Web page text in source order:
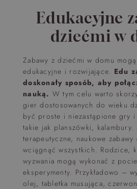
Edukacyjne
dziećmi w
Zabawy z dziećmi w domu
edukacyjne i rozwijające. Edu
doskonały sposób, aby
nauką. W tym celu warto
gier dostosowanych do wieku
być proste i niezastąpione gry i
takie jak planszówki, kalambury.
terapeutyczne, naukowe zabawy
wciągnąć wszystkich. Rodzice,
wyzwania mogą wykonać z
eksperymenty. Przykładowo –
olej, tabletka musująca,